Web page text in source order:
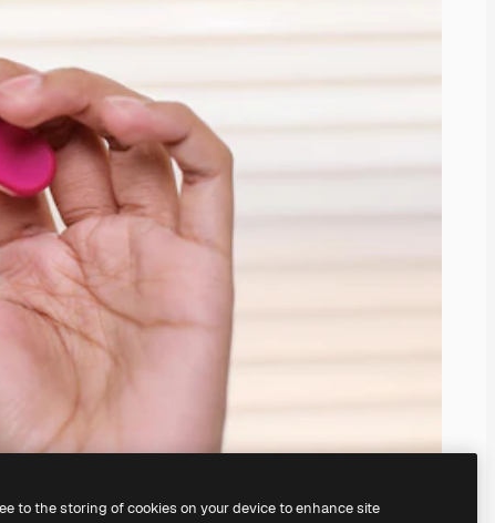
to the storing of cookies on your device to enhance site